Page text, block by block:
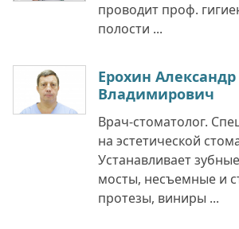
проводит проф.
полости ...
Ерохин Александр
Владимирович
Врач-стоматолог.
на эстетической
Устанавливает
мосты, несъемные и
протезы, виниры ...